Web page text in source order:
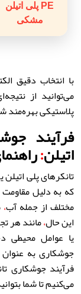
PE پلی اتیلن
مشکی
با انتخاب دقیق
می‌توانید از
پلاستیکی بهره‌مند
فرآیند
اتیلن:
تانکرهای پلی
که به دلیل مقاومت
مختلف از جمله آب،
این حال،مانند هر
یا عوامل محیطی
جوشکاری به
فرآیند جوشکاری
می‌کنیم تا شما